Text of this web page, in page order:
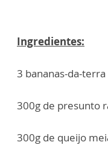
Ingredientes:
3 bananas-da-
300g de presunto
300g de queijo